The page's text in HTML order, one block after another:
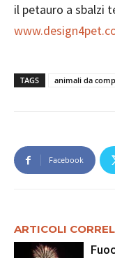
il petauro a sbalzi
TAGS animali da
Facebook
ARTICOLI